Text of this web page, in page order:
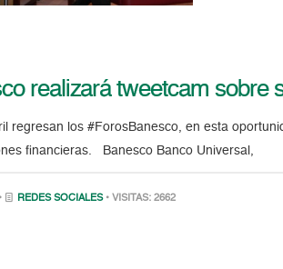
realizará tweetcam sobre
regresan los #ForosBanesco, en esta
financieras. Banesco Banco Universal,
REDES SOCIALES • VISITAS: 2662